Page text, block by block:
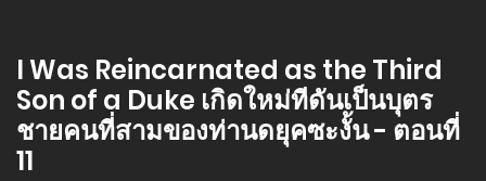
I Was Reincarnated as the Third
Son of a Duke เกิดใหม่ทีดันเป็นบุตร
ชายคนที่สามของท่านดยุคซะงั้น - ตอนที่
11